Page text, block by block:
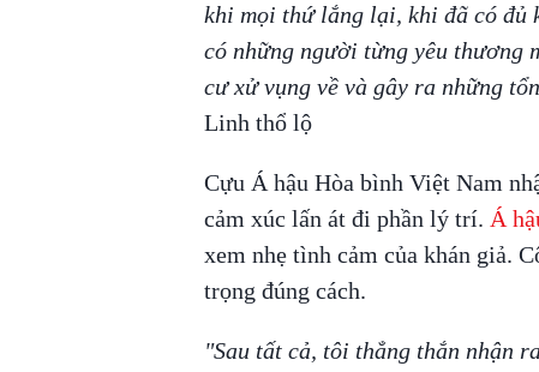
khi mọi thứ lắng lại, khi đã có đủ
có những người từng yêu thương
cư xử vụng về và gây ra những
Linh thổ lộ
Cựu Á hậu Hòa bình Việt Nam
cảm xúc lấn át đi phần lý trí. Á
xem nhẹ tình cảm của khán giả.
trọng đúng cách.
"Sau tất cả, tôi thẳng thắn nhận